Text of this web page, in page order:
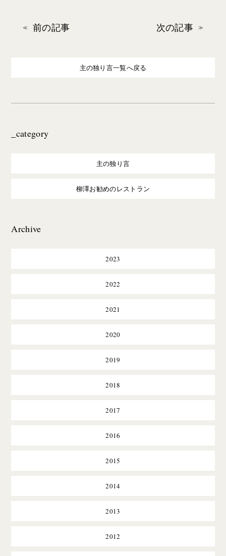
前の記事 次の記事
主の独り言一覧へ戻る
_category
主の独り言
柳澤お勧めのレストラン
Archive
2023
2022
2021
2020
2019
2018
2017
2016
2015
2014
2013
2012